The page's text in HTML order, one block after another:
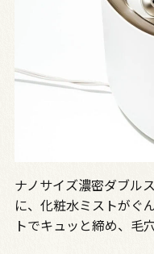
ナノサイズ濃密ダブル
に、化粧水ミストがぐ
トでキュッと締め、毛